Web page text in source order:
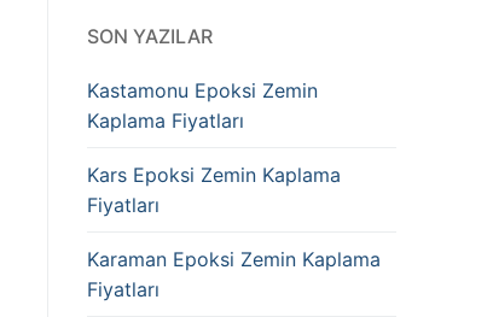
SON YAZILAR
Kastamonu Epoksi Zemin
Kaplama Fiyatları
Kars Epoksi Zemin Kaplama
Fiyatları
Karaman Epoksi Zemin Kaplama
Fiyatları